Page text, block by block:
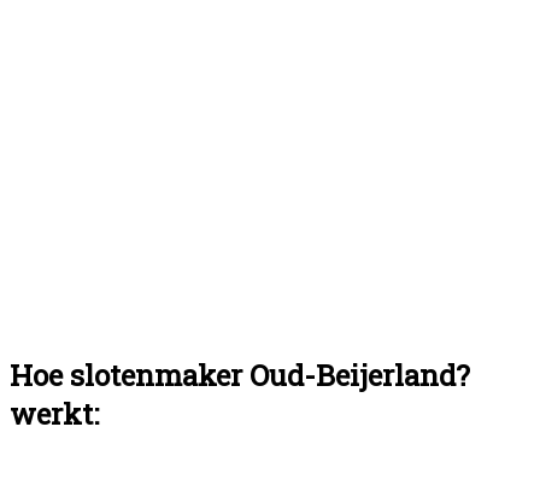
Hoe slotenmaker Oud-Beijerland?
werkt: